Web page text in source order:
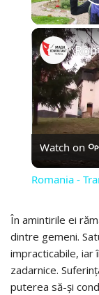
Watch on
Romania -
În amintirile ei
dintre gemeni.
impracticabile, iar
zadarnice.
puterea să-și